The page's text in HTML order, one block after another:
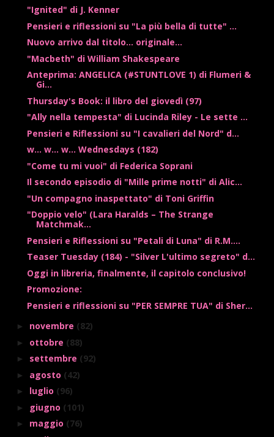
"Ignited" di J. Kenner
Pensieri e riflessioni su "La più bella di tutte" ...
Nuovo arrivo dal titolo... originale...
"Macbeth" di William Shakespeare
Anteprima: ANGELICA (#STUNTLOVE 1) di Flumeri &
Gi...
Thursday's Book: il libro del giovedì (97)
"Ally nella tempesta" di Lucinda Riley - Le sette ...
Pensieri e Riflessioni su "I cavalieri del Nord" d...
w... w... w... Wednesdays (182)
"Come tu mi vuoi" di Federica Soprani
Il secondo episodio di "Mille prime notti" di Alic...
"Un compagno inaspettato" di Toni Griffin
"Doppio velo" (Lara Haralds – The Strange
Matchmak...
Pensieri e Riflessioni su "Petali di Luna" di R.M....
Teaser Tuesday (184) - "Silver L'ultimo segreto" d...
Oggi in libreria, finalmente, il capitolo conclusivo!
Promozione:
Pensieri e riflessioni su "PER SEMPRE TUA" di Sher...
► novembre (82)
► ottobre (88)
► settembre (92)
► agosto (42)
► luglio (96)
► giugno (101)
► maggio (76)